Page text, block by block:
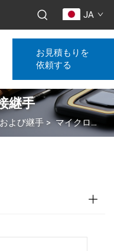
JA
お見積もりを
依頼する
継手
よび継手 >マイクロ溶接継手